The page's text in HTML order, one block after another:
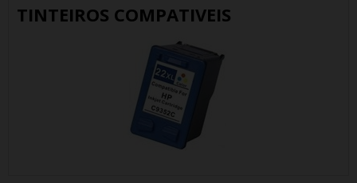
TINTEIROS COMPATIVEIS